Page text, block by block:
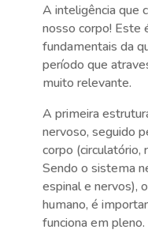
A inteligência que
nosso corpo! Este
fundamentais da
período que
muito relevante.
A primeira
nervoso, seguido
corpo (circulatório,
Sendo o sistema
espinal e nervos),
humano, é
funciona em pleno.